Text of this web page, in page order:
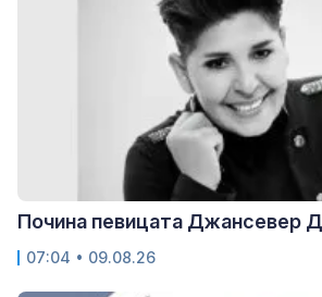
Почина певицата Джансевер
07:04 • 09.08.26